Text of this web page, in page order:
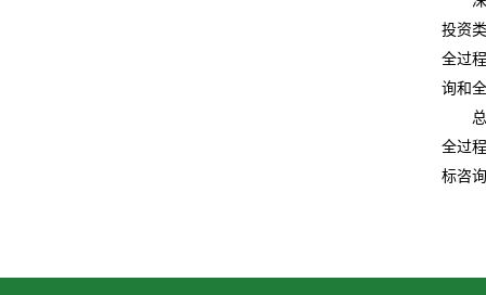
投资
全过
询和
全过
标咨